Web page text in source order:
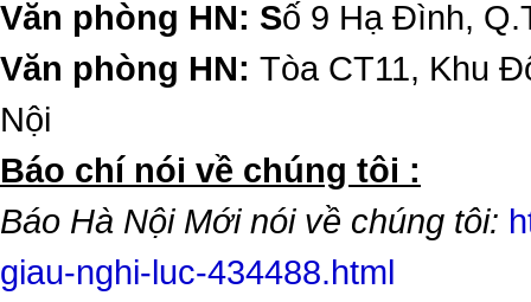
Văn phòng HN: Số 9 Hạ Đình,
Văn phòng HN: Tòa CT11, Khu
Nội
​Báo chí nói về chúng tôi :
Báo Hà Nội Mới nói về chúng tôi:
giau-nghi-luc-434488.html